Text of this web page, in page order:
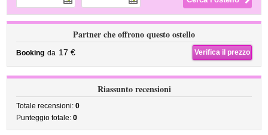
Partner che offrono questo ostello
Booking da 17 € Verifica il prezzo
Riassunto recensioni
Totale recensioni:0
Punteggio totale:0